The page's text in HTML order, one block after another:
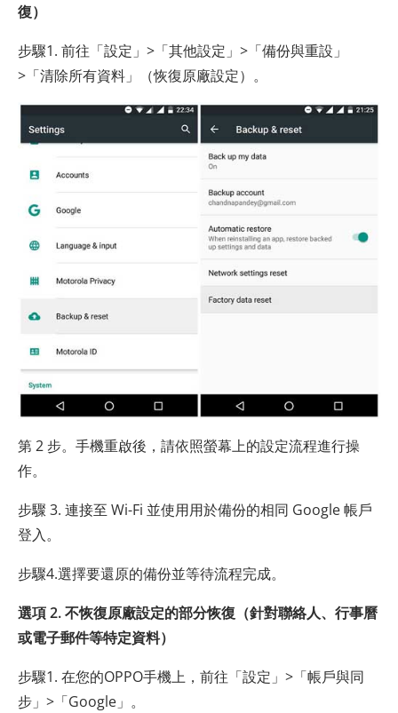
復）
步驟1. 前往「設定」>「其他設定」>「備份與重設」
>「清除所有資料」（恢復原廠設定）。
第 2 步。手機重啟後，請依照螢幕上的設定流程進行操
作。
步驟 3. 連接至 Wi-Fi 並使用用於備份的相同 Google 帳戶
登入。
步驟4.選擇要還原的備份並等待流程完成。
選項 2. 不恢復原廠設定的部分恢復（針對聯絡人、行事曆
或電子郵件等特定資料）
步驟1. 在您的OPPO手機上，前往「設定」>「帳戶與同
步」>「Google」。